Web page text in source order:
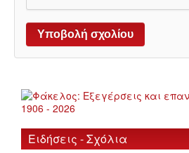
LGBTQIA+
ΠΕΡΙΒΆΛΛΟΝ
Ειδήσεις - Σχόλια